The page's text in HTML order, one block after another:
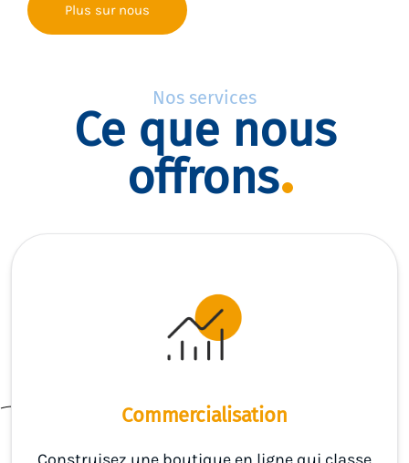
Plus sur nous
Nos services
Ce que nous
offrons
Commercialisation
Construisez une boutique en ligne qui classe